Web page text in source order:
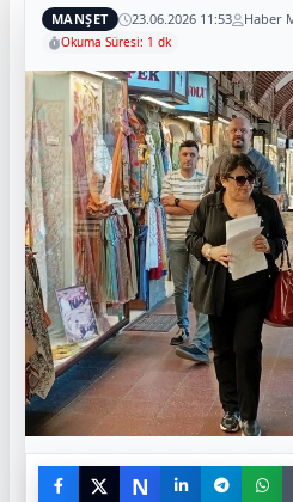
MANŞET 23.06.2026 11:53 Haber
Okuma Süresi: 1 dk
N